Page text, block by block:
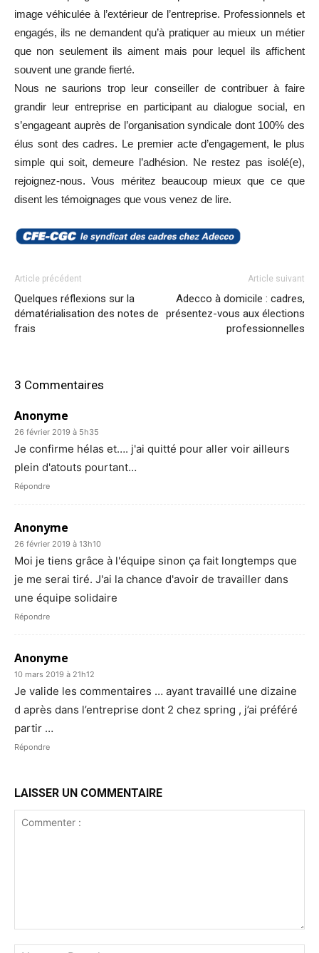
image véhiculée à l’extérieur de l’entreprise. Professionnels et
engagés, ils ne demandent qu’à pratiquer au mieux un métier
que non seulement ils aiment mais pour lequel ils affichent
souvent une grande fierté.
Nous ne saurions trop leur conseiller de contribuer à faire
grandir leur entreprise en participant au dialogue social, en
s’engageant auprès de l’organisation syndicale dont 100% des
élus sont des cadres. Le premier acte d’engagement, le plus
simple qui soit, demeure l’adhésion. Ne restez pas isolé(e),
rejoignez-nous. Vous méritez beaucoup mieux que ce que
disent les témoignages que vous venez de lire.
Article précédent
Quelques réflexions sur la
dématérialisation des notes de
frais
Article suivant
Adecco à domicile : cadres,
présentez-vous aux élections
professionnelles
3 Commentaires
Anonyme
26 février 2019 à 5h35
Je confirme hélas et…. j'ai quitté pour aller voir ailleurs
plein d'atouts pourtant…
Répondre
Anonyme
26 février 2019 à 13h10
Moi je tiens grâce à l'équipe sinon ça fait longtemps que
je me serai tiré. J'ai la chance d'avoir de travailler dans
une équipe solidaire
Répondre
Anonyme
10 mars 2019 à 21h12
Je valide les commentaires … ayant travaillé une dizaine
d après dans l’entreprise dont 2 chez spring , j’ai préféré
partir …
Répondre
LAISSER UN COMMENTAIRE